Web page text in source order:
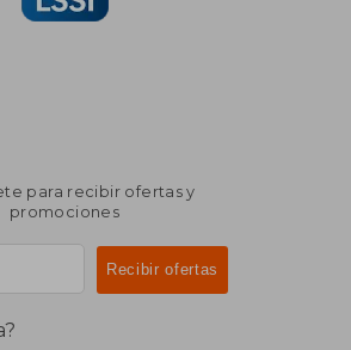
para recibir ofertas y
promociones